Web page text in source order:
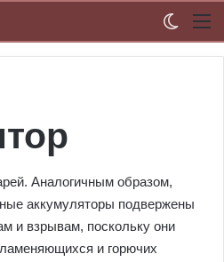
Аналогичным образом,
аккумуляторы подвержены
и взрывам, поскольку они
и горючих